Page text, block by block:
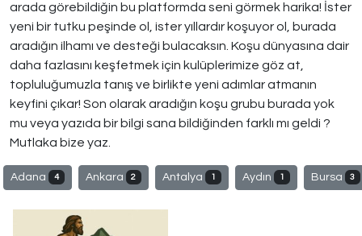
arada görebildiğin bu platformda seni görmek harika! İster
yeni bir tutku peşinde ol, ister yıllardır koşuyor ol, burada
aradığın ilhamı ve desteği bulacaksın. Koşu dünyasına dair
daha fazlasını keşfetmek için kulüplerimize göz at,
topluluğumuzla tanış ve birlikte yeni adımlar atmanın
keyfini çıkar! Son olarak aradığın koşu grubu burada yok
mu veya yazıda bir bilgi sana bildiğinden farklı mı geldi ?
Mutlaka bize yaz.
Adana 4 Ankara 2 Antalya 1 Aydın 1 Bursa 3